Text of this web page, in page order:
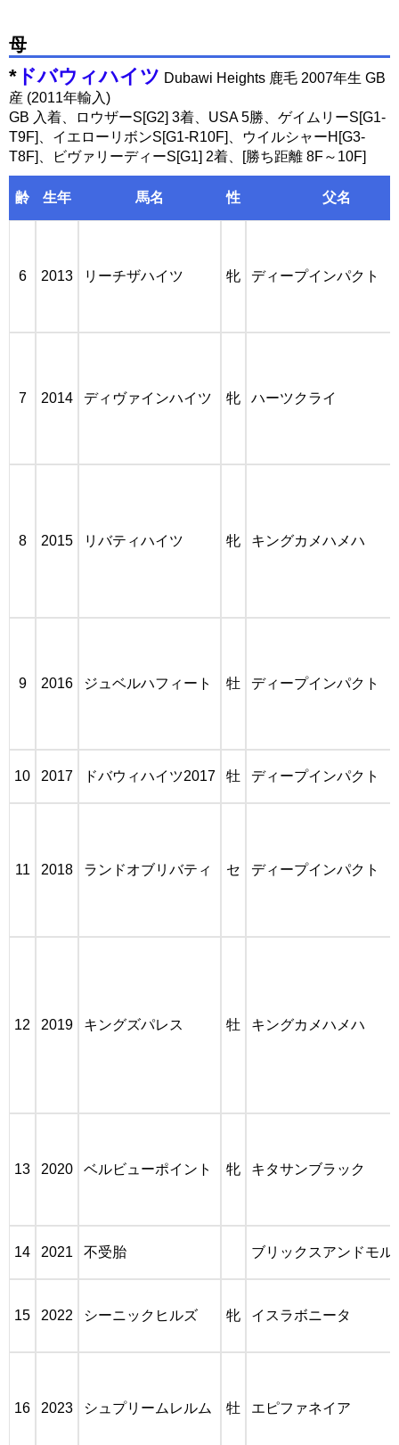
母
* ドバウィハイツ Dubawi Heights 鹿毛 2007年生 GB
産 (2011年輸入)
GB 入着、ロウザーS[G2] 3着、USA 5勝、ゲイムリーS[G1-
T9F]、イエローリボンS[G1-R10F]、ウイルシャーH[G3-
T8F]、ビヴァリーディーS[G1] 2着、[勝ち距離 8F～10F]
齢 生年 馬名 性 父名
6 2013 リーチザハイツ 牝 ディープインパクト
7 2014 ディヴァインハイツ 牝 ハーツクライ
8 2015 リバティハイツ 牝 キングカメハメハ
9 2016 ジュベルハフィート 牡 ディープインパクト
10 2017 ドバウィハイツ2017 牡 ディープインパクト
11 2018 ランドオブリバティ セ ディープインパクト
12 2019 キングズパレス 牡 キングカメハメハ
13 2020 ベルビューポイント 牝 キタサンブラック
14 2021 不受胎 ブリックスアンドモル
15 2022 シーニックヒルズ 牝 イスラボニータ
16 2023 シュプリームレルム 牡 エピファネイア